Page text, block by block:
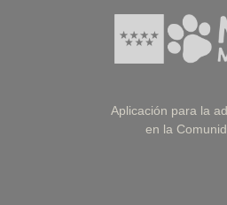
Aplicación para la
en la